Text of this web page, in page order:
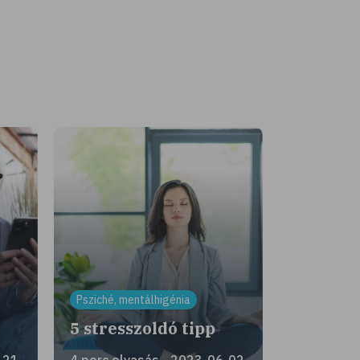
Psziché, mentálhigénia
5 stresszoldó tipp